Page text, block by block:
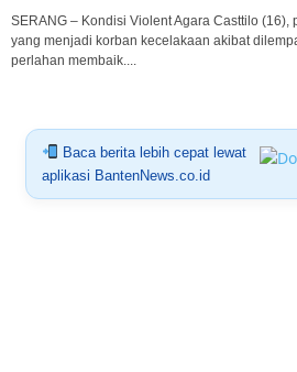
SERANG – Kondisi Violent Agara Casttilo (16),
yang menjadi korban kecelakaan akibat
perlahan membaik....
Baca berita lebih cepat lewat
aplikasi BantenNews.co.id